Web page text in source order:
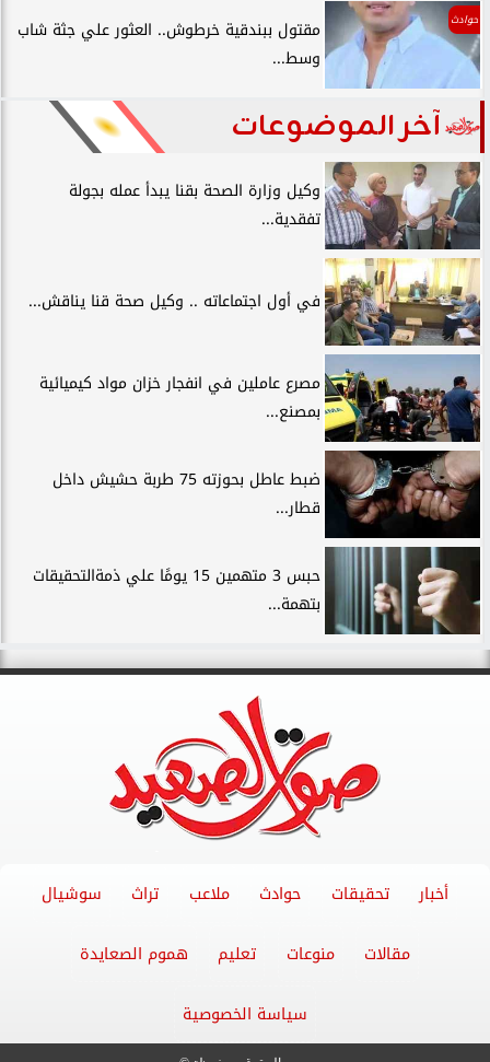
حوادث
مقتول ببندقية خرطوش.. العثور علي جثة شاب
وسط...
آخر الموضوعات
وكيل وزارة الصحة بقنا يبدأ عمله بجولة
تفقدية...
في أول اجتماعاته .. وكيل صحة قنا يناقش...
مصرع عاملين في انفجار خزان مواد كيميائية
بمصنع...
ضبط عاطل بحوزته 75 طربة حشيش داخل
قطار...
حبس 3 متهمين 15 يومًا علي ذمةالتحقيقات
بتهمة...
أخبار تحقيقات حوادث ملاعب تراث سوشيال
مقالات منوعات تعليم هموم الصعايدة
سياسة الخصوصية